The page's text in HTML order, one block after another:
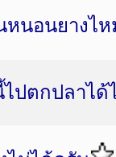
นอนยางไ
ปตกปลาไ